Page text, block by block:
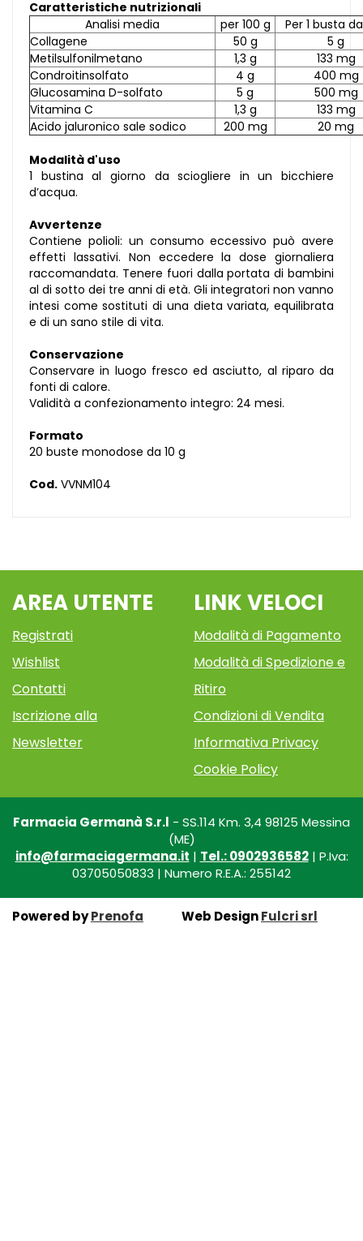
Caratteristiche nutrizionali
Analisi media
per 100 g
Per 1 busta
Collagene
50 g
5 g
Metilsulfonilmetano
1,3 g
133 mg
Condroitinsolfato
4 g
400 mg
Glucosamina D-solfato
5 g
500 mg
Vitamina C
1,3 g
133 mg
Acido jaluronico sale sodico
200 mg 20 mg
Modalità d'uso
1 bustina al giorno da sciogliere in un bicchiere
d’acqua.
Avvertenze
Contiene polioli: un consumo eccessivo può avere
effetti lassativi. Non eccedere la dose giornaliera
raccomandata. Tenere fuori dalla portata di bambini
al di sotto dei tre anni di età. Gli integratori non vanno
intesi come sostituti di una dieta variata, equilibrata
e di un sano stile di vita.
Conservazione
Conservare in luogo fresco ed asciutto, al riparo da
fonti di calore.
Validità a confezionamento integro: 24 mesi.
Formato
20 buste monodose da 10 g
Cod. VVNM104
AREA UTENTE
Registrati
Wishlist
Contatti
Iscrizione alla
Newsletter
LINK VELOCI
Modalità di Pagamento
Modalità di Spedizione e
Ritiro
Condizioni di Vendita
Informativa Privacy
Cookie Policy
Farmacia Germanà S.r.l - SS.114 Km. 3,4 98125 Messina
(ME)
info@farmaciagermana.it | Tel.: 0902936582| P.Iva:
03705050833 | Numero R.E.A.: 255142
Powered byPrenofa Web DesignFulcri srl